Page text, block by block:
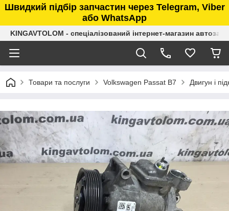
Швидкий підбір запчастин через Telegram, Viber
або WhatsApp
KINGAVTOLOM - спеціалізований інтернет-магазин
Товари та послуги Volkswagen Passat B7 Двигун і